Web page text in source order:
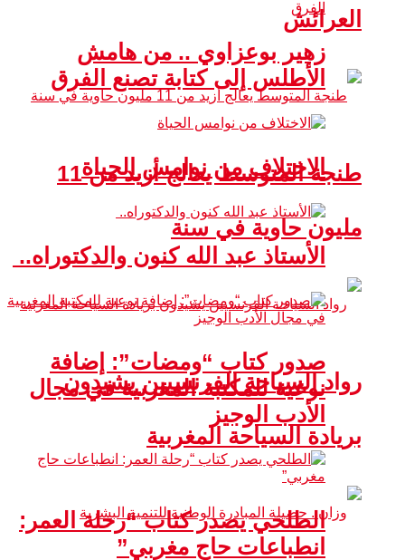
العرائش
طنجة المتوسط يعالج أزيد من 11
مليون حاوية في سنة
رواد السياحة الفرنسيين يشيدون
بريادة السياحة المغربية
زهير بوعزاوي .. من هامش
الأطلس إلى كتابة تصنع الفرق
الاختلاف من نوامس الحياة
الأستاذ عبد الله كنون والدكتوراه..
صدور كتاب “ومضات”: إضافة
نوعية للمكتبة المغربية في مجال
الأدب الوجيز
الطلحي يصدر كتاب “رحلة العمر:
انطباعات حاج مغربي”